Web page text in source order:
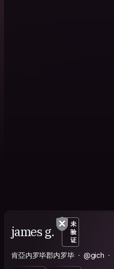
james g.
未
验
证
肯亞内罗毕郡内罗毕 @gich